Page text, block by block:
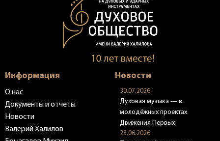
Информация
О нас
Документы и отчеты
Новости
Валерий Халилов
Новости
30.07.2026
Духовая музыка — в
молодёжных проектах
Движения Первых
23.06.2026